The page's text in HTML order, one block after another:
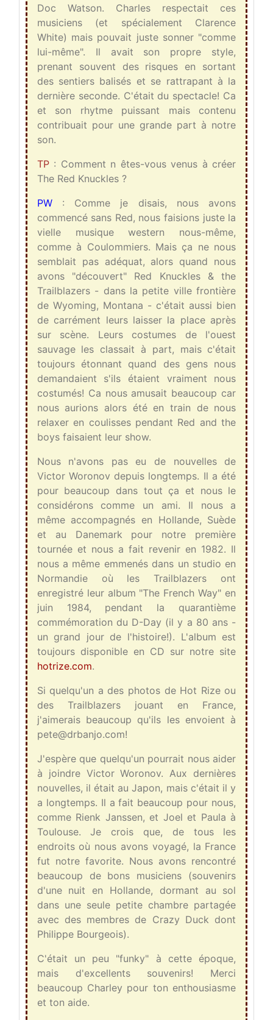
Doc Watson. Charles respectait ces
musiciens (et spécialement Clarence
White) mais pouvait juste sonner "comme
lui-même". Il avait son propre style,
prenant souvent des risques en sortant
des sentiers balisés et se rattrapant à la
dernière seconde. C'était du spectacle! Ca
et son rhytme puissant mais contenu
contribuait pour une grande part à notre
son.
TP: Comment n êtes-vous venus à créer
The Red Knuckles ?
PW: Comme je disais, nous avons
commencé sans Red, nous faisions juste la
vielle musique western nous-même,
comme à Coulommiers. Mais ça ne nous
semblait pas adéquat, alors quand nous
avons "découvert" Red Knuckles & the
Trailblazers - dans la petite ville frontière
de Wyoming, Montana - c'était aussi bien
de carrément leurs laisser la place après
sur scène. Leurs costumes de l'ouest
sauvage les classait à part, mais c'était
toujours étonnant quand des gens nous
demandaient s'ils étaient vraiment nous
costumés! Ca nous amusait beaucoup car
nous aurions alors été en train de nous
relaxer en coulisses pendant Red and the
boys faisaient leur show.
Nous n'avons pas eu de nouvelles de
Victor Woronov depuis longtemps. Il a été
pour beaucoup dans tout ça et nous le
considérons comme un ami. Il nous a
même accompagnés en Hollande, Suède
et au Danemark pour notre première
tournée et nous a fait revenir en 1982. Il
nous a même emmenés dans un studio en
Normandie où les Trailblazers ont
enregistré leur album "The French Way" en
juin 1984, pendant la quarantième
commémoration du D-Day (il y a 80 ans -
un grand jour de l'histoire!). L'album est
toujours disponible en CD sur notre site
hotrize.com.
Si quelqu'un a des photos de Hot Rize ou
des Trailblazers jouant en France,
j'aimerais beaucoup qu'ils les envoient à
pete@drbanjo.com!
J'espère que quelqu'un pourrait nous aider
à joindre Victor Woronov. Aux dernières
nouvelles, il était au Japon, mais c'était il y
a longtemps. Il a fait beaucoup pour nous,
comme Rienk Janssen, et Joel et Paula à
Toulouse. Je crois que, de tous les
endroits où nous avons voyagé, la France
fut notre favorite. Nous avons rencontré
beaucoup de bons musiciens (souvenirs
d'une nuit en Hollande, dormant au sol
dans une seule petite chambre partagée
avec des membres de Crazy Duck dont
Philippe Bourgeois).
C'était un peu "funky" à cette époque,
mais d'excellents souvenirs! Merci
beaucoup Charley pour ton enthousiasme
et ton aide.